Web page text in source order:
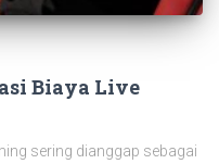
Biaya Live
sering dianggap sebagai